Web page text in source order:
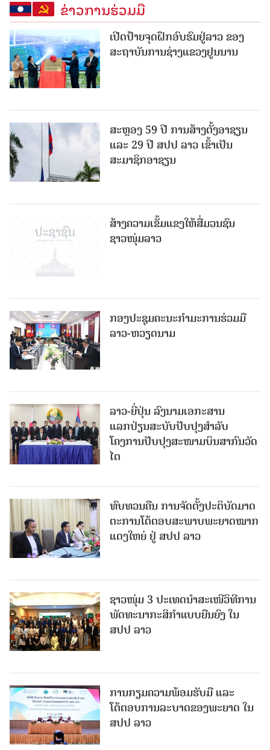
ຂ່າວການຮ່ວມມື
ເປີດປ້າຍຈຸດຝຶກອົບຮົມຢູ່ລາວ ຂອງ
ສະຖາບັນການຊ່າງແຂວງຢູນນານ
ສະຫຼອງ 59 ປີ ການສ້າງຕັ້ງອາຊຽນ
ແລະ 29 ປີ ສປປ ລາວ ເຂົ້າເປັນ
ສະມາຊິກອາຊຽນ
ສ້າງຄວາມເຂັ້ມແຂງໃຫ້ສື່ມວນຊົນ
ຊາວໜຸ່ມລາວ
ກອງປະຊຸມຄະນະກຳມະການຮ່ວມມື
ລາວ-ຫວຽດນາມ
ລາວ-ຍີ່ປຸ່ນ ລົງນາມເອກະສານ
ແລກປ່ຽນສະບັບປັບປຸງສໍາລັບ
ໂຄງການປັບປຸງສະໜາມບິນສາກົນວັດ
ໄຕ
ທົບທວນຄືນ ການຈັດຕັ້ງປະຕິບັດມາດ
ຕະການໂຕ້ຕອບສະພາບພະຍາດໝາກ
ແດງໃຫຍ່ ຢູ່ ສປປ ລາວ
ຊາວໜຸ່ມ 3 ປະເທດນຳສະເໜີວິທີການ
ພັດທະນາກະສິກຳແບບຍືນຍົງ ໃນ
ສປປ ລາວ
ການກຽມຄວາມພ້ອມຮັບມື ແລະ
ໂຕ້ຕອບການລະບາດຂອງພະຍາດ ໃນ
ສປປ ລາວ